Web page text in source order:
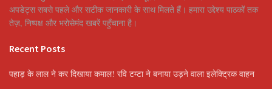
अपडेट्स सबसे पहले और सटीक जानकारी के साथ मिलते हैं। हमारा उद्देश्य पाठकों तक
तेज़, निष्पक्ष और भरोसेमंद खबरें पहुँचाना है।
Recent Posts
पहाड़ के लाल ने कर दिखाया कमाल! रवि टम्टा ने बनाया उड़ने वाला इलेक्ट्रिक वाहन